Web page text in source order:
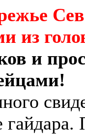
из
и